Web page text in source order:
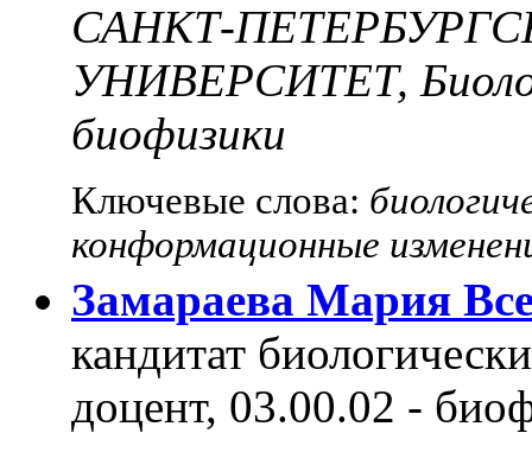
САНКТ-
УНИВЕРСИТЕТ,
биофизики
Ключевые слова:
конформационные
Замараева Мария
кандитат
доцент, 03.00.02 -